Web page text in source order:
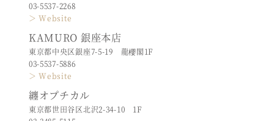
03-5537-2268
＞ Website
KAMURO 銀座本店
東京都中央区銀座7-5-19 龍櫻閣1F
03-5537-5886
＞ Website
纏オプチカル
東京都世田谷区北沢2-34-10 1F